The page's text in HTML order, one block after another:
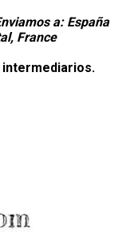
a: España
France